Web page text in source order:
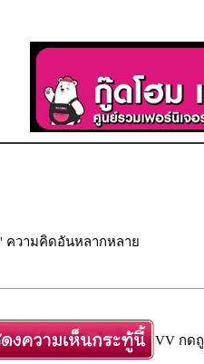
ความคิดอันหลากหลาย
VV กด